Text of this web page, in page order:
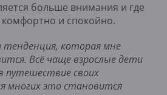
больше внимания и где
комфортно и спокойно.
тенденция, которая мне
Всё чаще взрослые дети
своих
многих это становится